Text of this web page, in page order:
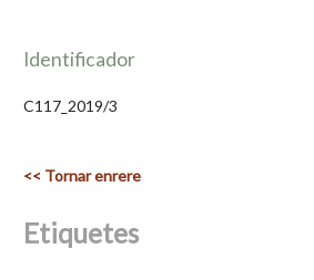
Identificador
C117_2019/3
<< Tornar enrere
Etiquetes